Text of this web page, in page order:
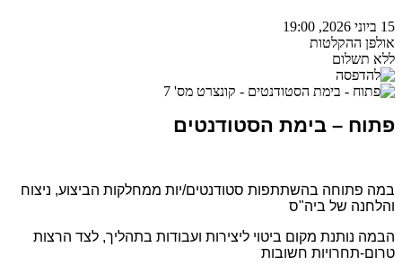
15 ביוני 2026, 19:00
אולפן ההקלטות
ללא תשלום
פתוח – בימת הסטודנטים
במה פתוחה בהשתתפות סטודנטים/יות ממחלקות הביצוע, ניצוח
והלחנה של ביה"ס
הבמה נותנת מקום ביטוי ליצירות ועבודות בתהליך, לצד הרצות
טרום-תחרויות חשובות